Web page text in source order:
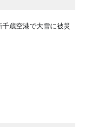
歳空港で大雪に被災